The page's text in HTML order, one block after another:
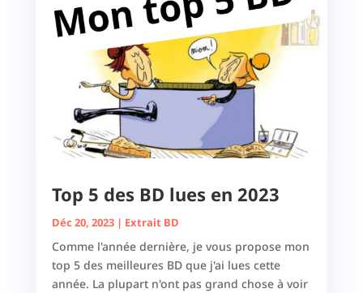
Top 5 des BD lues en 2023
Déc 20, 2023| Extrait BD
Comme l'année dernière, je vous propose mon
top 5 des meilleures BD que j'ai lues cette
année. La plupart n'ont pas grand chose à voir